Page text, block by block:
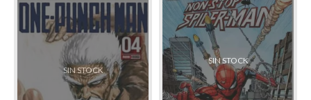
SIN STOCK
SIN STOCK